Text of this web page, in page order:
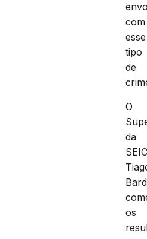
com
esse
tipo
de
O
da
os